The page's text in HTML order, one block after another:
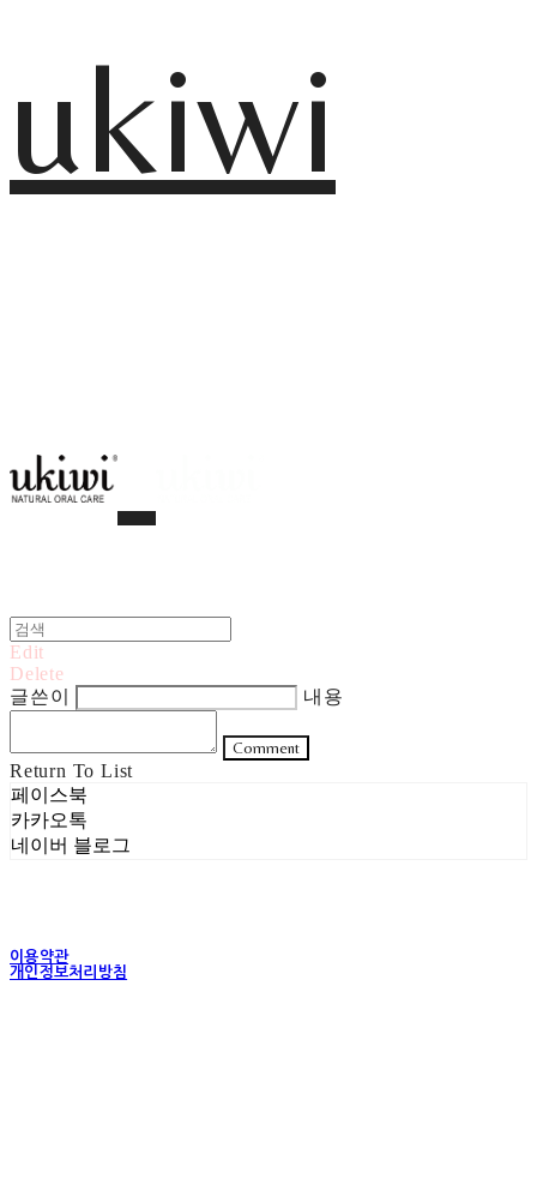
ukiwi
Edit
Delete
글쓴이
내용
Comment
Return To List
페이스북
카카오톡
네이버 블로그
이용약관
개인정보처리방침